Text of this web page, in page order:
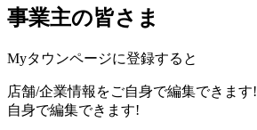
事業主の皆さま
Myタウンページに登録すると
店舗/企業情報をご自身で編集できます!
自身で編集できます!